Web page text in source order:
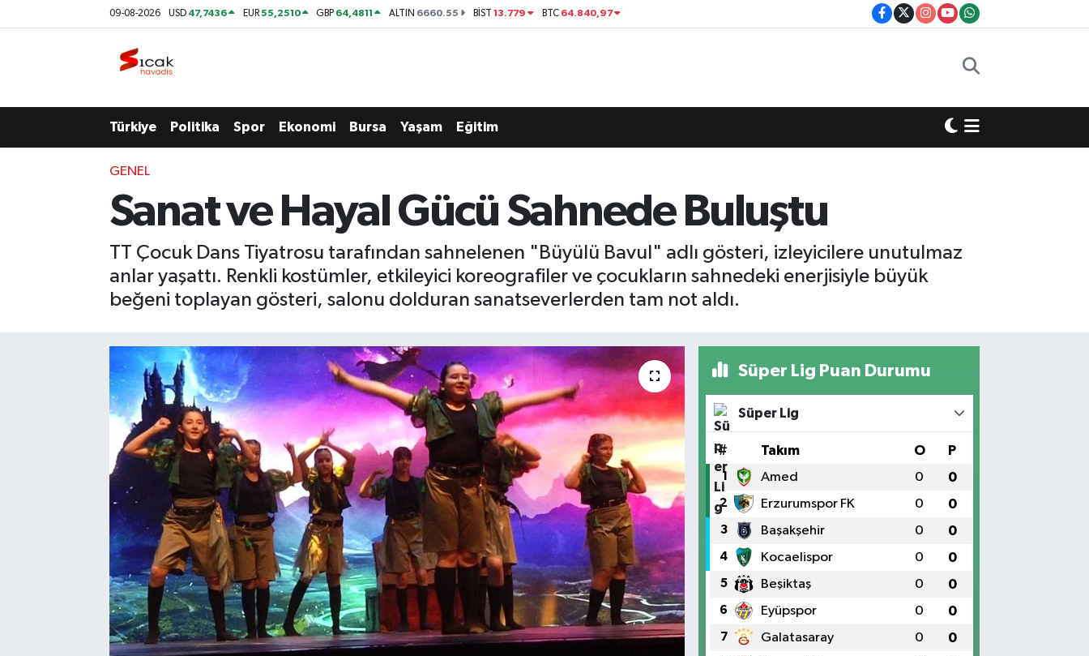
09-08-2026 USD 47,7436 EUR55,2510 GBP 64,4811 ALTIN 6660.55 BİST13.779 BTC 64.840,97
Türkiye Politika Spor Ekonomi Bursa Yaşam Eğitim
GENEL
Sanat ve Hayal Gücü Sahnede Buluştu
TT Çocuk Dans Tiyatrosu tarafından sahnelenen "Büyülü Bavul" adlı gösteri, izleyicilere unutulmaz
anlar yaşattı. Renkli kostümler, etkileyici koreografiler ve çocukların sahnedeki enerjisiyle büyük
beğeni toplayan gösteri, salonu dolduran sanatseverlerden tam not aldı.
Süper Lig Puan Durumu
Süper Lig
# Takım O P
1 Amed 0 0
2 Erzurumspor FK 0 0
3 Başakşehir 0 0
4 Kocaelispor 0 0
5 Beşiktaş 0 0
6 Eyüpspor 0 0
7 Galatasaray 0 0
Kültür & Sanat
Nöbetçi Eczaneler
Tüm Manşetler
Son Dakika Haberleri
Haber Arşivi